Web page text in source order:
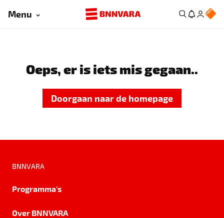
Menu
Oeps, er is iets mis gegaan..
Doorgaan naar de homepage
BNNVARA
Programma's
Over BNNVARA